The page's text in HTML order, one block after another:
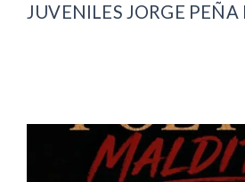
JUVENILES JORGE PEÑA